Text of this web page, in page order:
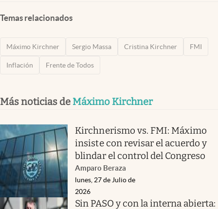
Temas relacionados
Máximo Kirchner Sergio Massa Cristina Kirchner FMI
Inflación Frente de Todos
Más noticias de Máximo Kirchner
Kirchnerismo vs. FMI: Máximo
insiste con revisar el acuerdo y
blindar el control del Congreso
Amparo Beraza
lunes, 27 de Julio de
2026
Sin PASO y con la interna abierta: